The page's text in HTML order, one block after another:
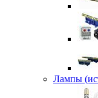
Лампы